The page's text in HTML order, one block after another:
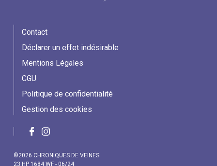
Contact
Déclarer un effet indésirable
Mentions Légales
CGU
Politique de confidentialité
Gestion des cookies
©2026 CHRONIQUES DE VEINES
23 HP 1684 WF - 06/24